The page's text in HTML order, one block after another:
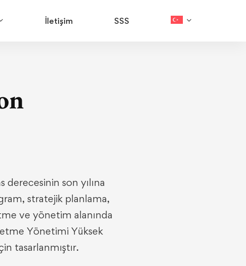
İletişim SSS
son yılına
stratejik planlama,
ve yönetim alanında
Yönetimi Yüksek
tasarlanmıştır.